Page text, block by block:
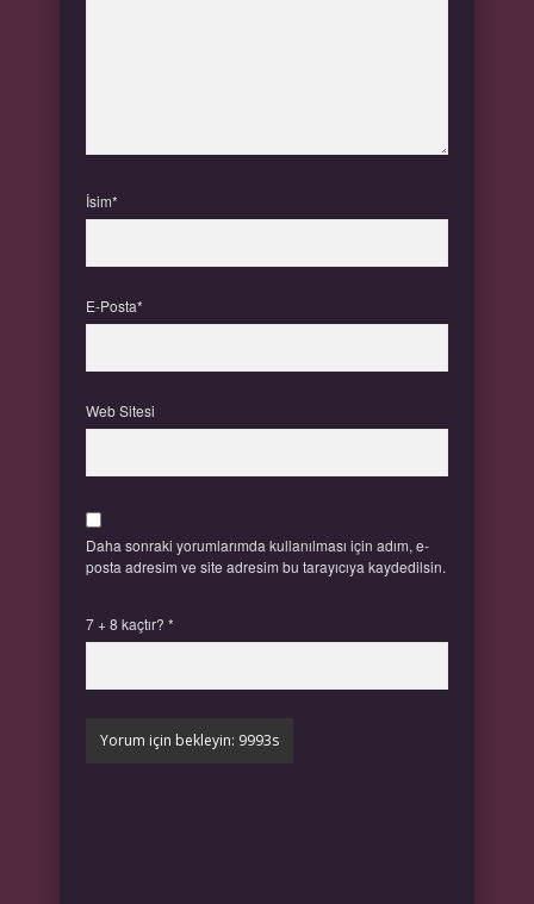
İsim*
E-Posta*
Web Sitesi
Daha sonraki yorumlarımda kullanılması için adım, e-
posta adresim ve site adresim bu tarayıcıya kaydedilsin.
7 + 8 kaçtır? *